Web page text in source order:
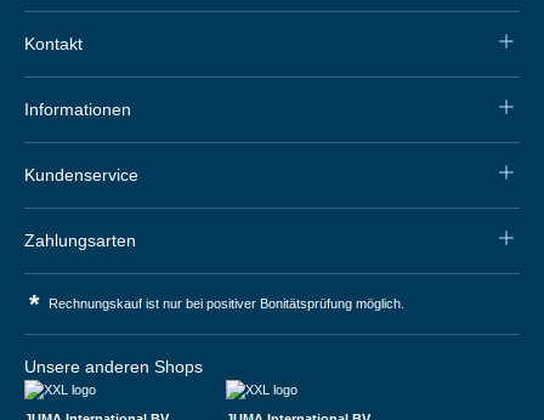
Kontakt
Informationen
Kundenservice
Zahlungsarten
* Rechnungskauf ist nur bei positiver Bonitätsprüfung möglich.
Unsere anderen Shops